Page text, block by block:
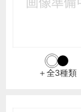
＋全3種類